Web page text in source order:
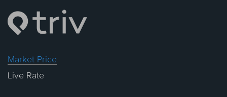
Market Price
Live Rate